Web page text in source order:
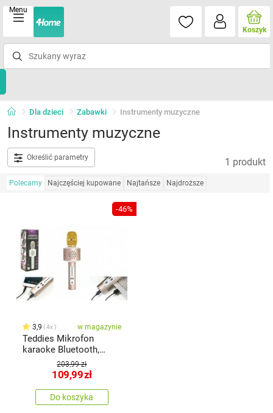
Menu
Koszyk
Dla dzieci Zabawki Instrumenty muzyczne
Instrumenty muzyczne
Określić parametry 1 produkt
Polecamy Najczęściej kupowane Najtańsze Najdroższe
-46%
3,9 4x w magazynie
Teddies Mikrofon
karaoke Bluetooth,
złoty, nabaterie, z
kablem USB
203,99 zł
109,99zł
Do koszyka